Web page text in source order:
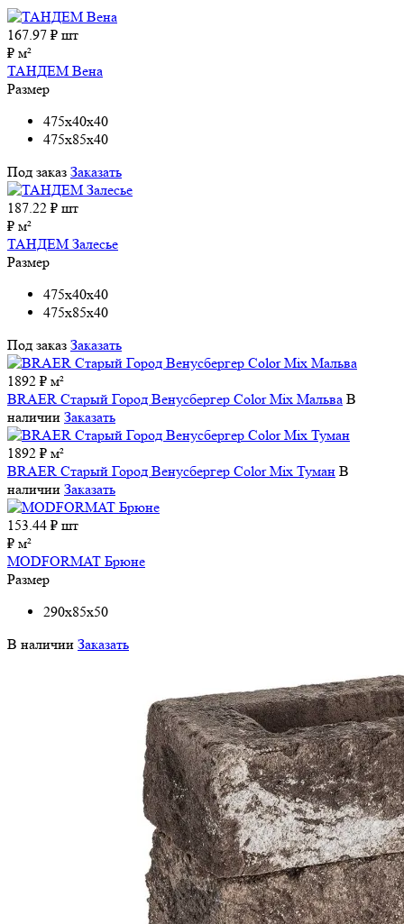
167.97 ₽ шт
₽ м²
ТАНДЕМ Вена
Размер
475x40x40
475x85x40
Под заказ Заказать
187.22 ₽ шт
₽ м²
ТАНДЕМ Залесье
Размер
475x40x40
475x85x40
Под заказ Заказать
1892 ₽ м²
BRAER Старый Город Венусбергер Color Mix Мальва В
наличии Заказать
1892 ₽ м²
BRAER Старый Город Венусбергер Color Mix Туман В
наличии Заказать
153.44 ₽ шт
₽ м²
MODFORMAT Брюне
Размер
290x85x50
В наличии Заказать